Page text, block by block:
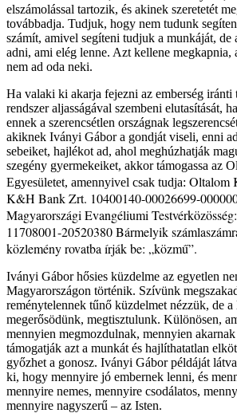
elszámolással tartozik, és akinek szeretetét
továbbadja. Tudjuk, hogy nem tudunk
számít, amivel segíteni tudjuk a munkáját, de
adni, ami elég lenne. Azt kellene
nem ad oda neki.
Ha valaki ki akarja fejezni az emberség iránti
rendszer aljasságával szembeni elutasítását,
ennek a szerencsétlen országnak
akiknek Iványi Gábor a gondját viseli, enni
sebeiket, hajlékot ad, ahol meghúzhatják
szegény gyermekeiket, akkor támogassa az
Egyesületet, amennyivel csak tudja: Oltalom
K&H Bank Zrt. 10400140-00026699-
Magyarországi Evangéliumi
11708001-20520380Bármelyik
közlemény rovatba írják be: „közmű”.
Iványi Gábor hősies küzdelme az egyetlen
Magyarországon történik. Szívünk
reménytelennek tűnő küzdelmet nézzük, de
megerősödünk, megtisztulunk. Különösen,
mennyien megmozdulnak, mennyien
támogatják azt a munkát és hajlíthatatlan
győzhet a gonosz. Iványi Gábor példáját
ki, hogy mennyire jó embernek lenni, és
mennyire nemes, mennyire csodálatos,
mennyire nagyszerű – az Isten.